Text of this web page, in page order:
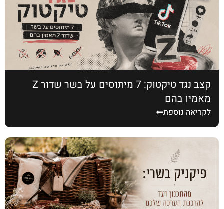
קצב נגד טיקטוק: 7 מיתוסים על בשר שדור Z
מאמין בהם
לקריאה נוספת